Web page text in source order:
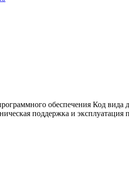
обеспечения Код вида
поддержка и